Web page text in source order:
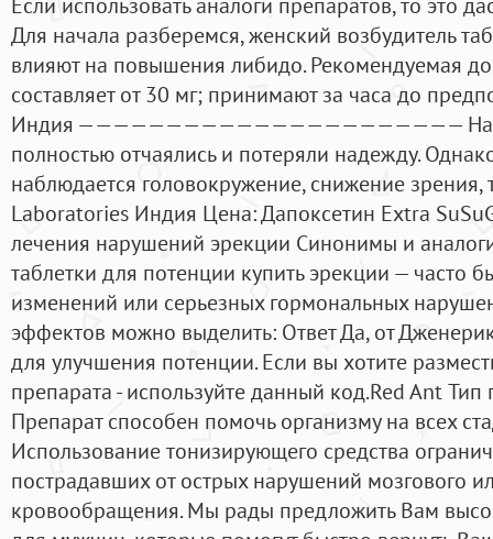
Для начала разберемся, женский возбудитель
влияют на повышения либидо. Рекомендуемая
составляет от 30 мг; принимают за часа до
Индия ——————————————————————
полностью отчаялись и потеряли надежду.
наблюдается головокружение, снижение
Laboratories Индия Цена: Дапоксетин Extra
лечения нарушений эрекции Cинонимы и
таблетки для потенции купить эрекции — часто
изменений или серьезных гормональных
эффектов можно выделить: Ответ Да, от
для улучшения потенции. Если вы хотите
препарата - используйте данный код.Red Ant Тип
Препарат способен помочь организму на всех
Использование тонизирующего средства
пострадавших от острых нарушений мозгового
кровообращения. Мы рады предложить Вам